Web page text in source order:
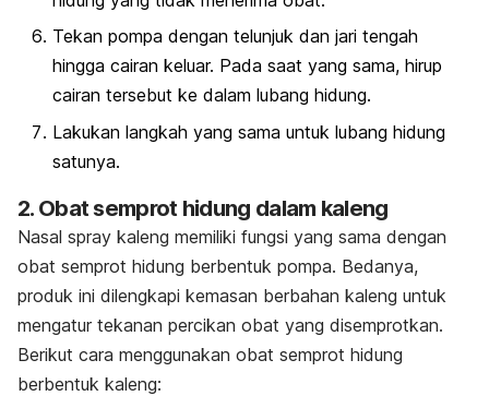
Tekan pompa dengan telunjuk dan jari tengah
hingga cairan keluar. Pada saat yang sama, hirup
cairan tersebut ke dalam lubang hidung.
Lakukan langkah yang sama untuk lubang hidung
satunya.
2. Obat semprot hidung dalam kaleng
Nasal spray kaleng memiliki fungsi yang sama dengan
obat semprot hidung berbentuk pompa. Bedanya,
produk ini dilengkapi kemasan berbahan kaleng untuk
mengatur tekanan percikan obat yang disemprotkan.
Berikut cara menggunakan obat semprot hidung
berbentuk kaleng: